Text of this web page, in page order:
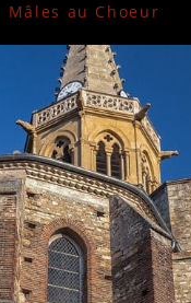
Mâles au Choeur